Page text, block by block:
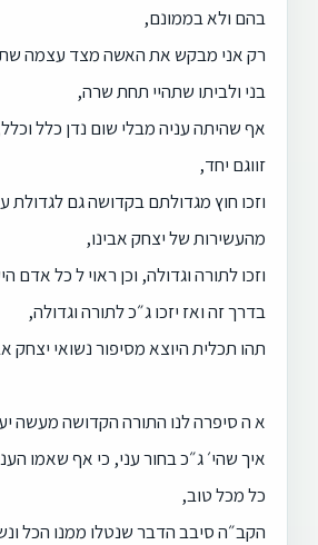
בהם ולא בממונם,
רק אני מבקש את האשה מצד עצמה
בני ולביתו שתהיי תחת שרה,
אף שהיתה עניה מבלי שום נדן כלל
זווגם יחד,
וזכו חוץ מגדולתם בקדושה גם לגדולת
מהעשירות של יצחק אבינו,
וזכו לתורה וגדולה, וכן ראוי ל כל אדם
בדרך זה ואז יזכו ג״כ לתורה וגדולה,
תהו תכלית היוצא מסיפור נשואי יצחק
א ה סיפרה לנו התורה הקדושה מעשה
איך שהי׳ ג״כ בחור עני, כי אף שאמו
כל מכל טוב,
הקב״ה סיבב הדבר שנטלו ממנו הכל